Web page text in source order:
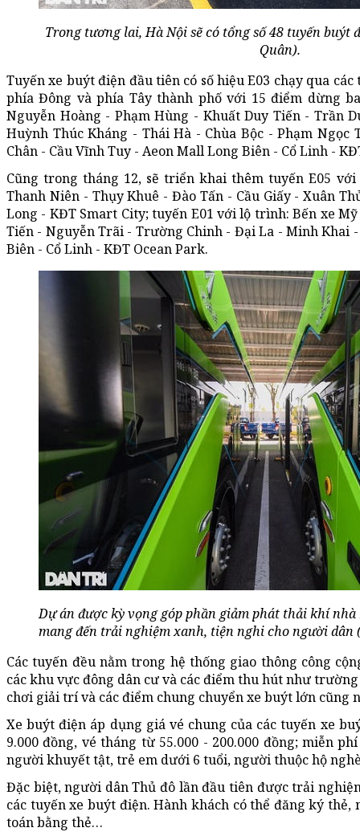
Trong tương lai, Hà Nội sẽ có tổng số 48 tuyến buýt
Quân).
Tuyến xe buýt điện đầu tiên có số hiệu E03 chạy qua
phía Đông và phía Tây thành phố với 15 điểm dừng
Nguyễn Hoàng - Phạm Hùng - Khuất Duy Tiến - Trần
Huỳnh Thúc Kháng - Thái Hà - Chùa Bộc - Phạm
Chân - Cầu Vĩnh Tuy - Aeon Mall Long Biên - Cổ Linh -
Cũng trong tháng 12, sẽ triển khai thêm tuyến E05
Thanh Niên - Thụy Khuê - Đào Tấn - Cầu Giấy - Xuân
Long - KĐT Smart City; tuyến E01 với lộ trình: Bến xe
Tiến - Nguyễn Trãi - Trường Chinh - Đại La - Minh Khai
Biên - Cổ Linh - KĐT Ocean Park.
Dự án được kỳ vọng góp phần giảm phát thải khí
mang đến trải nghiệm xanh, tiện nghi cho người dân
Các tuyến đều nằm trong hệ thống giao thông công
các khu vực đông dân cư và các điểm thu hút như
chơi giải trí và các điểm chung chuyển xe buýt lớn cũng
Xe buýt điện áp dụng giá vé chung của các tuyến xe
9.000 đồng, vé tháng từ 55.000 - 200.000 đồng; miễn
người khuyết tật, trẻ em dưới 6 tuổi, người thuộc hộ
Đặc biệt, người dân Thủ đô lần đầu tiên được trải
các tuyến xe buýt điện. Hành khách có thể đăng ký
toán bằng thẻ…